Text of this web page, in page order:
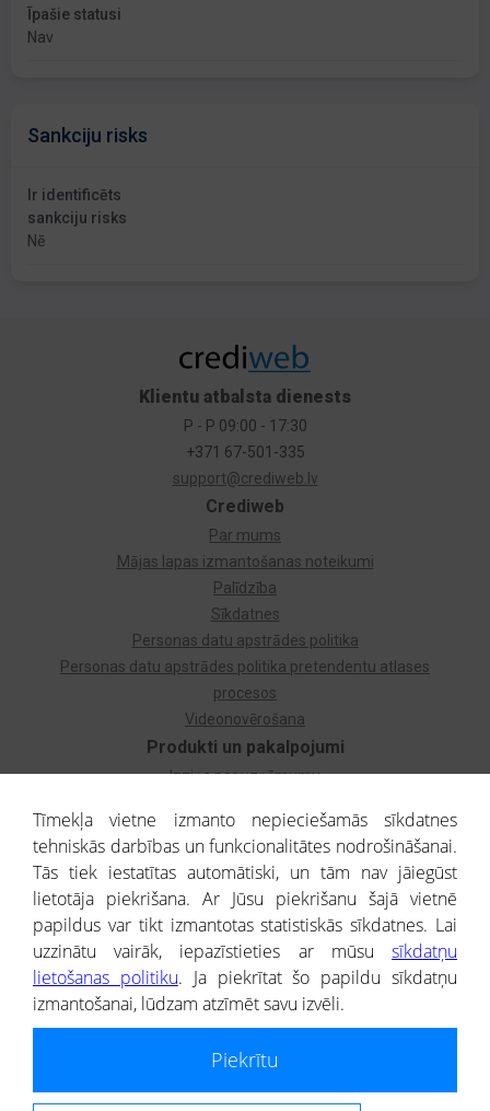
Īpašie statusi
Nav
Sankciju risks
Ir identificēts
sankciju risks
Nē
Produkti un pakalpojumi
Izziņa par uzņēmumu
Dzimtas koks
Uzņēmumu atlase
Monitorings
Kredītizziņa par ārvalstu uzņēmumiem
Crediweb
Par mums
Mājas lapas izmantošanas noteikumi
Palīdzība
Sīkdatnes
Personas datu apstrādes politika
Personas datu apstrādes politika pretendentu atlases
procesos
Videonovērošana
Klientu atbalsta dienests
P - P 09:00 - 17:30
+371 67-501-335
support@crediweb.lv
® CREDITREFORM Latvija
SIA
Portāla ietvaros saņemtajai informācijai ir uzziņas raksturs, un tai nav
Tīmekļa vietne izmanto nepieciešamās sīkdatnes
tehniskās darbības un funkcionalitātes nodrošināšanai.
Tās tiek iestatītas automātiski, un tām nav jāiegūst
lietotāja piekrišana. Ar Jūsu piekrišanu šajā vietnē
papildus var tikt izmantotas statistiskās sīkdatnes. Lai
uzzinātu vairāk, iepazīstieties ar mūsu sīkdatņu
lietošanas politiku. Ja piekrītat šo papildu sīkdatņu
izmantošanai, lūdzam atzīmēt savu izvēli.
Piekrītu